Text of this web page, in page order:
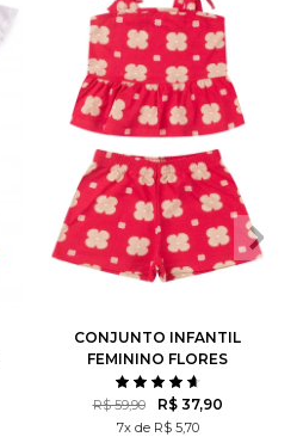
2 3 8
CONJUNTO INFANTIL
FEMININO FLORES
ROTATIVAS
R$ 59,90 R$ 37,90
7x de R$ 5,70